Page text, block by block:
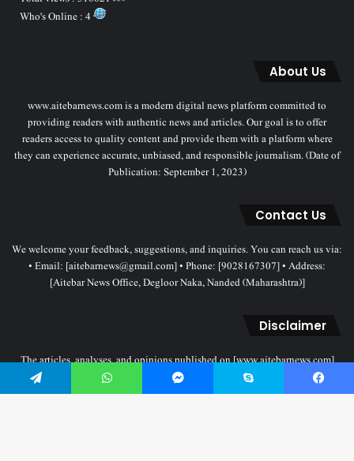
About Us
www.aitebarnews.com is a modern digital news platform committed to
providing readers with authentic news and articles. Our goal is to offer
readers access to quality content and provide them with a platform where
they can experience accurate, unbiased, and responsible journalism. (Date of
Publication: September 1, 2023)
Contact Us
We welcome your feedback, suggestions, and inquiries. You can reach us via:
• Email: [aitebarnews@gmail.com] • Phone: [9028167307] • Address:
[Aitebar News Office, Degloor Naka, Nanded (Maharashtra)]
Disclaimer
The articles, analyses, and opinions published on [www.aitebarnews.com]
solely represent the personal views and opinions of the authors. These views
do not necessarily reflect the stance of the Aitebar News management. Any
Facebook
Skype
Messenger
WhatsApp
Telegram